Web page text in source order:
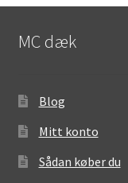
MC dæk
Blog
Mitt konto
Sådan køber du